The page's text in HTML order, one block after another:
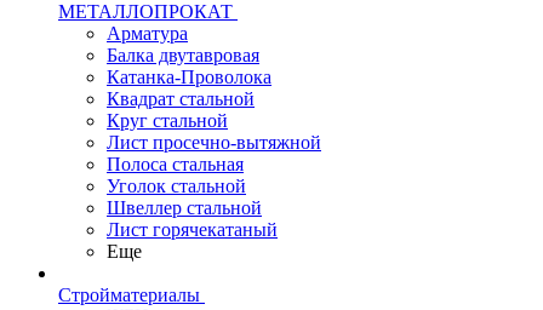
МЕТАЛЛОПРОКАТ
Арматура
Балка двутавровая
Катанка-Проволока
Квадрат стальной
Круг стальной
Лист просечно-вытяжной
Полоса стальная
Уголок стальной
Швеллер стальной
Лист горячекатаный
Еще
Стройматериалы